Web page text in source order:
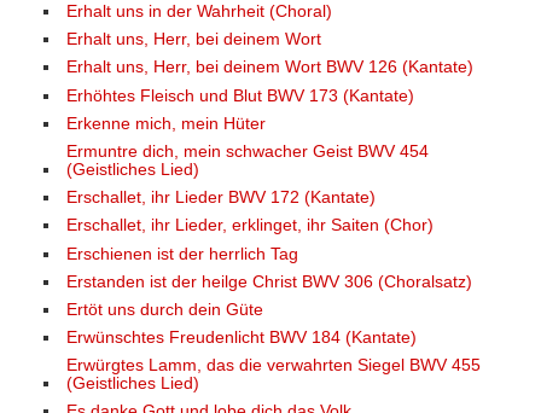
Erhalt uns in der Wahrheit (Choral)
Erhalt uns, Herr, bei deinem Wort
Erhalt uns, Herr, bei deinem Wort BWV 126 (Kantate)
Erhöhtes Fleisch und Blut BWV 173 (Kantate)
Erkenne mich, mein Hüter
Ermuntre dich, mein schwacher Geist BWV 454
(Geistliches Lied)
Erschallet, ihr Lieder BWV 172 (Kantate)
Erschallet, ihr Lieder, erklinget, ihr Saiten (Chor)
Erschienen ist der herrlich Tag
Erstanden ist der heilge Christ BWV 306 (Choralsatz)
Ertöt uns durch dein Güte
Erwünschtes Freudenlicht BWV 184 (Kantate)
Erwürgtes Lamm, das die verwahrten Siegel BWV 455
(Geistliches Lied)